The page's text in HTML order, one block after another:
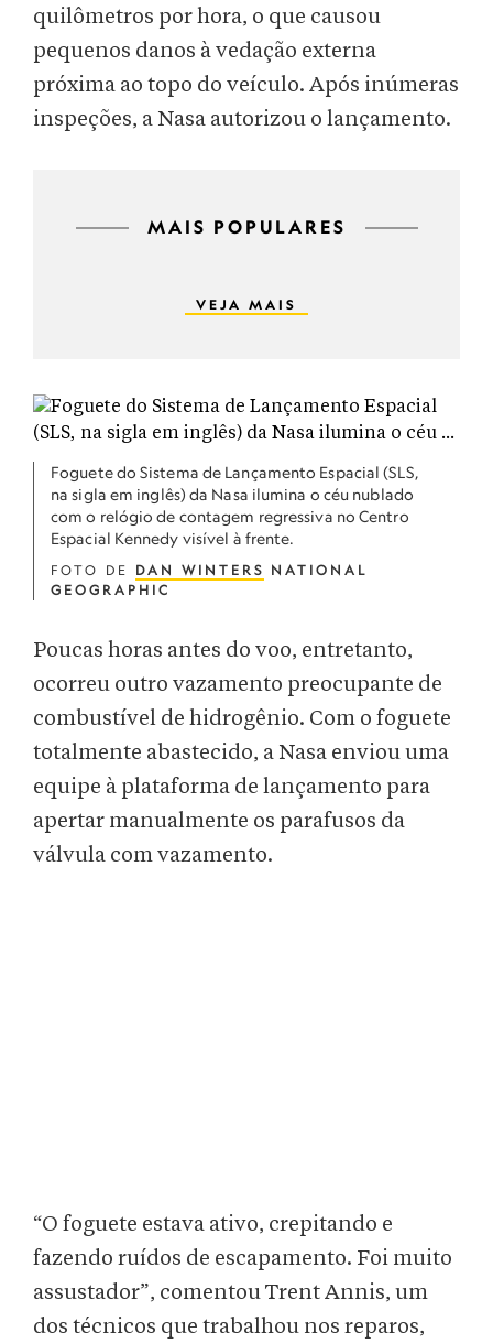
quilômetros por hora, o que causou
pequenos danos à vedação externa
próxima ao topo do veículo. Após inúmeras
inspeções, a Nasa autorizou o lançamento.
MAIS POPULARES
VEJA MAIS
Foguete do Sistema de Lançamento Espacial (SLS,
na sigla em inglês) da Nasa ilumina o céu nublado
com o relógio de contagem regressiva no Centro
Espacial Kennedy visível à frente.
FOTO DE DAN WINTERS NATIONAL
GEOGRAPHIC
Poucas horas antes do voo, entretanto,
ocorreu outro vazamento preocupante de
combustível de hidrogênio. Com o foguete
totalmente abastecido, a Nasa enviou uma
equipe à plataforma de lançamento para
apertar manualmente os parafusos da
válvula com vazamento.
“O foguete estava ativo, crepitando e
fazendo ruídos de escapamento. Foi muito
assustador”, comentou Trent Annis, um
dos técnicos que trabalhou nos reparos,